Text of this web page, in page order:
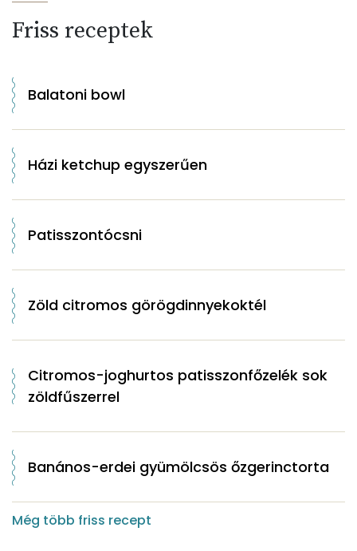
Friss receptek
Balatoni bowl
Házi ketchup egyszerűen
Patisszontócsni
Zöld citromos görögdinnyekoktél
Citromos-joghurtos patisszonfőzelék sok
zöldfűszerrel
Banános-erdei gyümölcsös őzgerinctorta
Még több friss recept